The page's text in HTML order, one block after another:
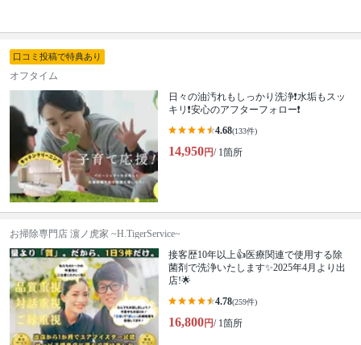
口コミ投稿で特典あり
オフタイム
日々の油汚れもしっかり洗浄❗️水垢もスッ
キリ❗️安心のアフターフォロー❗️
4.68(133件)
14,950円/ 1箇所
お掃除専門店 濵ノ虎家 ~H.TigerService~
接客歴10年以上👍医療関連で使用する除
菌剤で洗浄いたします✨2025年4月より出
店!🌟
4.78(259件)
16,800円/ 1箇所